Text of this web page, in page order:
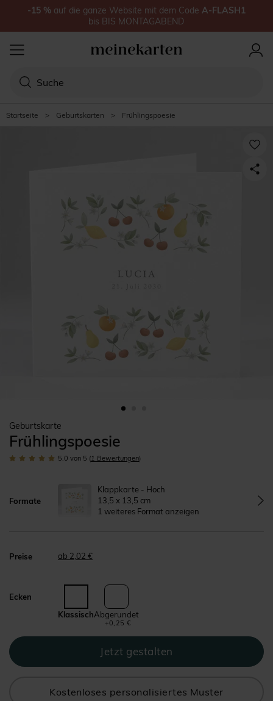
Startseite > Geburtskarten > Frühlingspoesie
Geburtskarte
Frühlingspoesie
5.0 von 5 (1 Bewertungen)
Formate
Klappkarte - Hoch
13,5 x 13,5 cm
1 weiteres Format anzeigen
Preise ab 2,02 €
Ecken
KlassischAbgerundet
+0,25 €
Kostenloses personalisiertes Muster
-15 % auf die ganze Website mit dem Code A-FLASH1
bis BIS MONTAGABEND